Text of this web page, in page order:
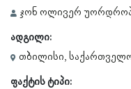
ჯონ ოლივერ
ადგილი:
თბილისი,
ფაქტის ტიპი: